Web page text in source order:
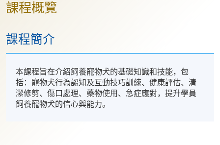
課程概覽
課程簡介
本課程旨在介紹飼養寵物犬的基礎知識和技能，包
括：寵物犬行為認知及互動技巧訓練、健康評估、清
潔修剪、傷口處理、藥物使用、急症應對，提升學員
飼養寵物犬的信心與能力。